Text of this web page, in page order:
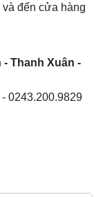
đến cửa hàng
Thanh Xuân -
- 0243.200.9829